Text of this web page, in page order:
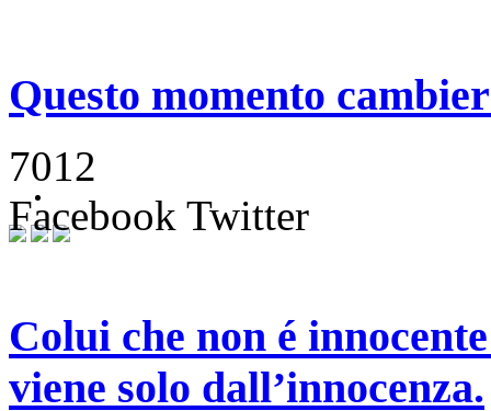
Questo momento
7012
Facebook Twitter
Colui che non é
viene solo dall’innocenza.